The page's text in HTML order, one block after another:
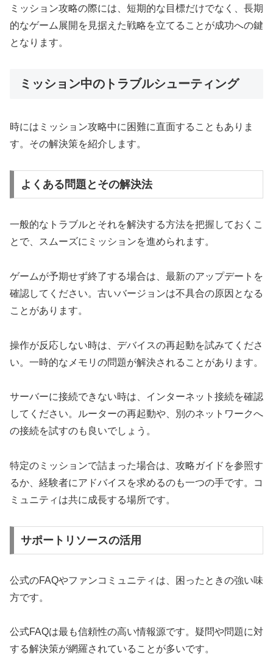
ミッション攻略の際には、短期的な目標だけでなく、長期
的なゲーム展開を見据えた戦略を立てることが成功への鍵
となります。
ミッション中のトラブルシューティング
時にはミッション攻略中に困難に直面することもありま
す。その解決策を紹介します。
よくある問題とその解決法
一般的なトラブルとそれを解決する方法を把握しておくこ
とで、スムーズにミッションを進められます。
ゲームが予期せず終了する場合は、最新のアップデートを
確認してください。古いバージョンは不具合の原因となる
ことがあります。
操作が反応しない時は、デバイスの再起動を試みてくださ
い。一時的なメモリの問題が解決されることがあります。
サーバーに接続できない時は、インターネット接続を確認
してください。ルーターの再起動や、別のネットワークへ
の接続を試すのも良いでしょう。
特定のミッションで詰まった場合は、攻略ガイドを参照す
るか、経験者にアドバイスを求めるのも一つの手です。コ
ミュニティは共に成長する場所です。
サポートリソースの活用
公式のFAQやファンコミュニティは、困ったときの強い味
方です。
公式FAQは最も信頼性の高い情報源です。疑問や問題に対
する解決策が網羅されていることが多いです。